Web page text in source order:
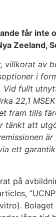
får inte
Zeeland,
villkorat av
i
Vid fullt
22,1
fram tills
tänkt att
ett
på